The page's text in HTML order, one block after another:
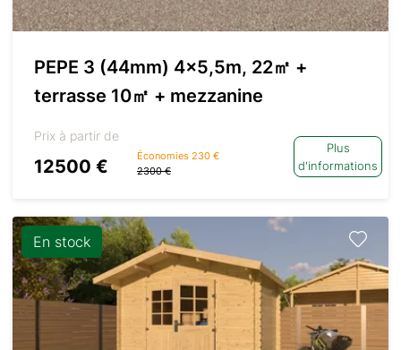
PEPE 3 (44mm) 4×5,5m, 22㎡ +
terrasse 10㎡ + mezzanine
Prix à partir de
12500 €
Économies 230 €
2300 €
Plus
d'informations
En stock